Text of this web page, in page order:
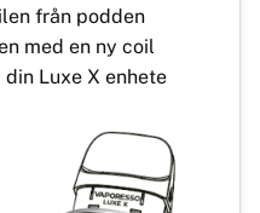
från podden
med en ny coil
Luxe X enhete